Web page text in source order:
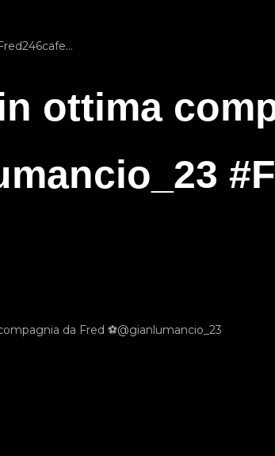
ottima
da Fred ⚽️@gianlumancio_23